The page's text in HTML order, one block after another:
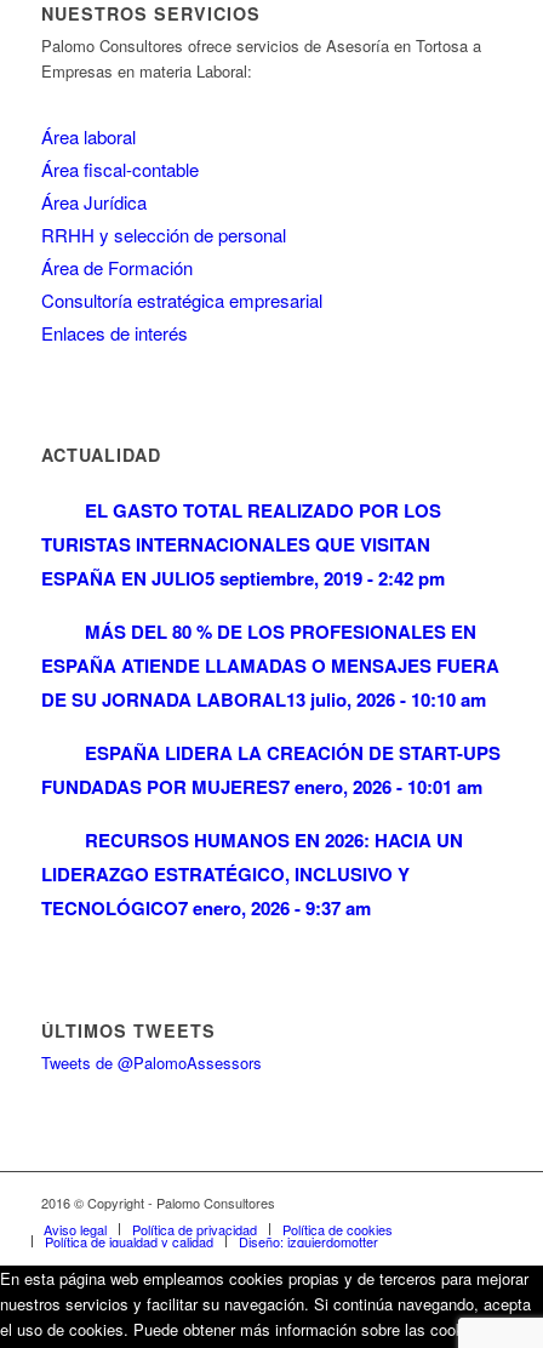
NUESTROS SERVICIOS
Palomo Consultores ofrece servicios de Asesoría en Tortosa a
Empresas en materia Laboral:
Área laboral
Área fiscal-contable
Área Jurídica
RRHH y selección de personal
Área de Formación
Consultoría estratégica empresarial
Enlaces de interés
ACTUALIDAD
EL GASTO TOTAL REALIZADO POR LOS
TURISTAS INTERNACIONALES QUE VISITAN
ESPAÑA EN JULIO5 septiembre, 2019 - 2:42 pm
MÁS DEL 80 % DE LOS PROFESIONALES EN
ESPAÑA ATIENDE LLAMADAS O MENSAJES FUERA
DE SU JORNADA LABORAL13 julio, 2026 - 10:10 am
ESPAÑA LIDERA LA CREACIÓN DE START-UPS
FUNDADAS POR MUJERES7 enero, 2026 - 10:01 am
RECURSOS HUMANOS EN 2026: HACIA UN
LIDERAZGO ESTRATÉGICO, INCLUSIVO Y
TECNOLÓGICO7 enero, 2026 - 9:37 am
ÚLTIMOS TWEETS
Tweets de @PalomoAssessors
2016 © Copyright - Palomo Consultores
Aviso legal
Política de privacidad Política de cookies
Política de igualdad y calidad Diseño: izquierdomotter
En esta página web empleamos cookies propias y de terceros para mejorar
nuestros servicios y facilitar su navegación. Si continúa navegando, acepta
el uso de cookies. Puede obtener más información sobre las cookies que